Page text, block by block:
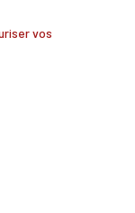
vos